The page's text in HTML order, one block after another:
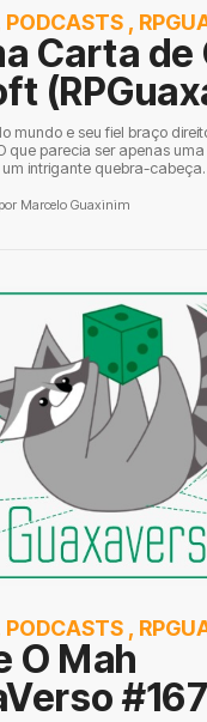
PODCASTS ,
Carta de
mundo e seu fiel braço
que parecia ser apenas
intrigante quebra-cabeça.
Marcelo Guaxinim
PODCASTS ,
O Mah